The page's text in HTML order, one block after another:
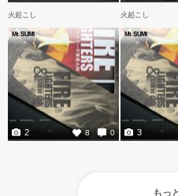
火起こし
Mt.SUMI
8 0
2
火起こし
Mt.SUMI
3
もっ